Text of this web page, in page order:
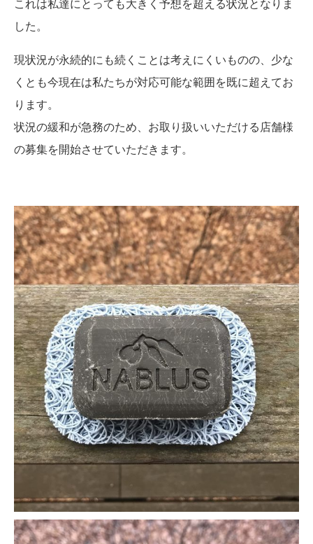
これは私達にとっても大きく予想を超える状況となりま
した。
現状況が永続的にも続くことは考えにくいものの、少な
くとも今現在は私たちが対応可能な範囲を既に超えてお
ります。
状況の緩和が急務のため、お取り扱いいただける店舗様
の募集を開始させていただきます。